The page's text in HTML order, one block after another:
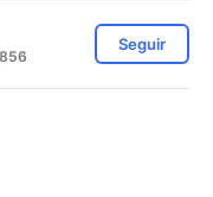
Seguir